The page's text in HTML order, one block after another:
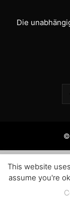
Die
©
This website
assume you're